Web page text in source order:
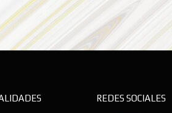
REDES SOCIALES